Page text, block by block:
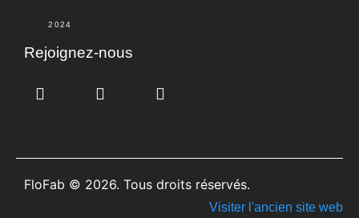
2024
Rejoignez-nous
FloFab © 2026. Tous droits réservés.
Visiter l'ancien site web